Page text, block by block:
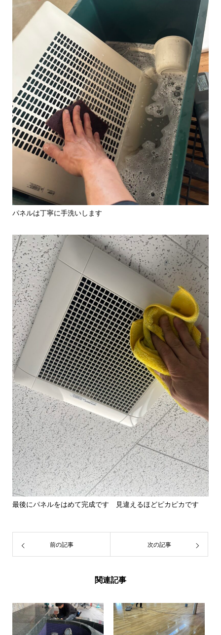
パネルは丁寧に手洗いします
最後にパネルをはめて完成です 見違えるほどピカピカです
前の記事 次の記事
関連記事